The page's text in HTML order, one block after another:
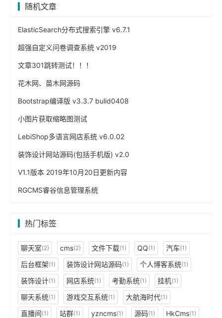
随机文章
ElasticSearch分布式搜索引擎 v6.7.1
超强自定义问卷调查系统 v2019
文章301跳转测试！！！
花木网、苗木网源码
Bootstrap编译版 v3.3.7 bulid0408
小图片获取缩略图测试
LebiShop多语言网店系统 v6.0.02
装饰设计网站源码(包括手机版) v2.0
V1.1版本 2019年10月20日更新内容
RGCMS睿谷信息管理系统
热门标签
聊天室(2) cms(2) 文件下载(1) QQ(1) 汽车(1)
后台框架(1) 装饰设计网站源码(1) 个人博客系统(1)
装饰设计(1) 网店系统(1) 考勤系统(1) 挂机(1)
聊天系统(1) 游戏交互系统(1) 大航海时代(1)
直播间(1) 站群(1) yzncms(1) 源码(1) HkCms(1)